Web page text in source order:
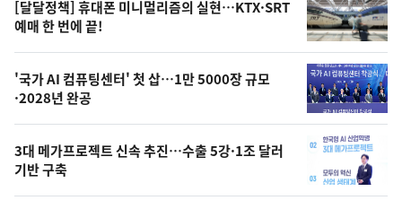
상
오
늘
의
사
진
[달달정책] 휴대폰 미니멀리즘의 실현…KTX·SRT
예매 한 번에 끝!
'국가 AI 컴퓨팅센터' 첫 삽…1만 5000장 규모
·2028년 완공
3대 메가프로젝트 신속 추진…수출 5강·1조 달러
기반 구축